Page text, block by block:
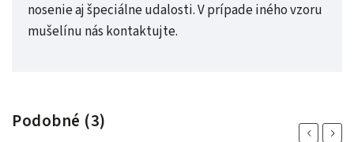
nosenie aj špeciálne udalosti. V prípade iného vzoru
mušelínu nás kontaktujte.
Podobné (3)
PreviousNext